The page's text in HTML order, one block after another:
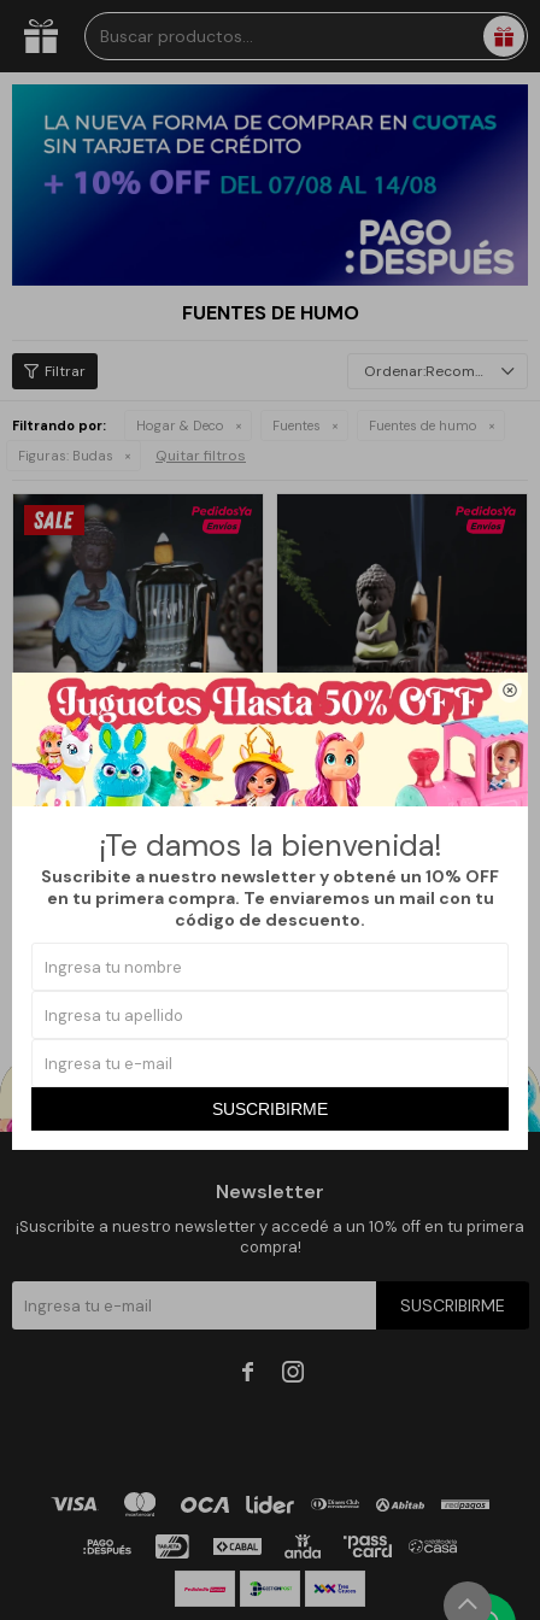

¡Te damos la bienvenida!
Suscribite a nuestro newsletter y obtené un 10% OFF
en tu primera compra. Te enviaremos un mail con tu
código de descuento.
SUSCRIBIRME
FUENTES DE HUMO
Recomendados
Filtrando por: Hogar & Deco Fuentes
Fuentes de humo
Figuras: Budas Quitar filtros
LlegaMAÑANA
FUENTE DE HUMO BUDA ALTAR -
592 $ 790
25
MAÑANA
FUENTE DE HUMO BUDA -
$ 390
Newsletter
¡Suscribite a nuestro newsletter y accedé a un 10% off en tu primera
compra!
SUSCRIBIRME
 